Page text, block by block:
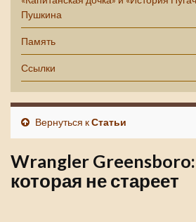
Пушкина
Память
Ссылки
Вернуться кСтатьи
Wrangler
которая не стареет